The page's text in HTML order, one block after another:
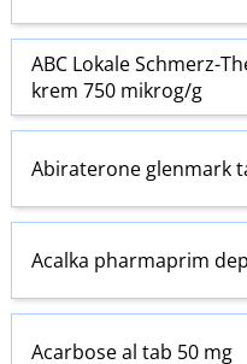
ABC Lokale Schmerz-
krem 750 mikrog/g
Abiraterone glenmark
Acalka pharmaprim
Acarbose al tab 50 mg